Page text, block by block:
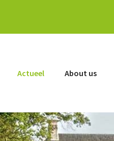
Actueel About us